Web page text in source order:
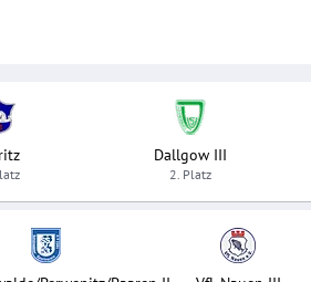
Dallgow III
2. Platz